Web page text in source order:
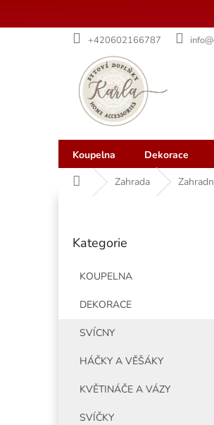
+420602166787
Koupelna Dekorace
Domů Zahrada
kategorie
Kategorie
KOUPELNA
DEKORACE
SVÍCNY
HÁČKY A VĚŠÁKY
KVĚTINÁČE A VÁZY
SVÍČKY